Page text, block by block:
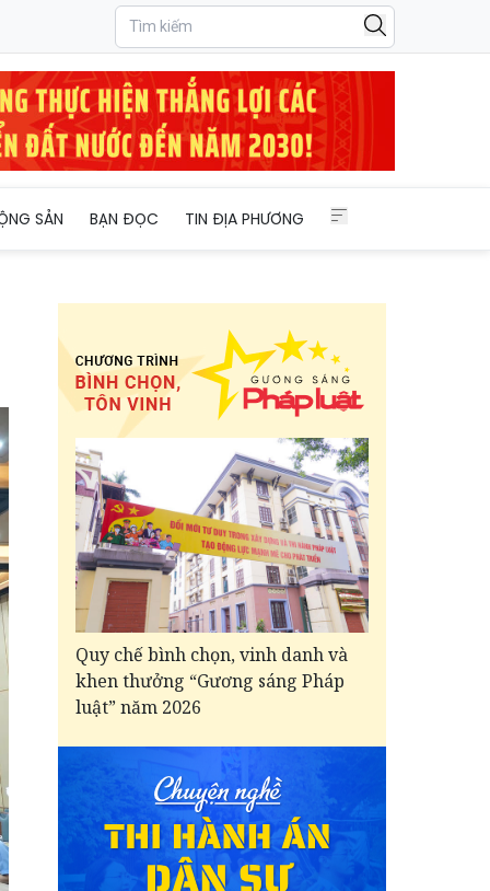
SẢN BẠN ĐỌC TIN ĐỊA PHƯƠNG
Quy chế bình chọn, vinh danh và
khen thưởng “Gương sáng Pháp
luật” năm 2026